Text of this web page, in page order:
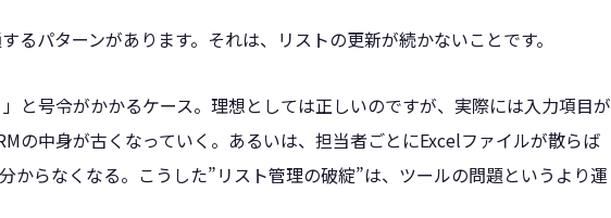
るパターンがあります。それは、リストの更新が続かないことです。
と号令がかかるケース。理想としては正しいのですが、実際には入力項目が
の中身が古くなっていく。あるいは、担当者ごとにExcelファイルが散らば
からなくなる。こうした”リスト管理の破綻”は、ツールの問題というより運